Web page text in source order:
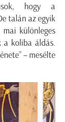
hogy a
talán az egyik
mai különleges
a koliba áldás.
– mesélte